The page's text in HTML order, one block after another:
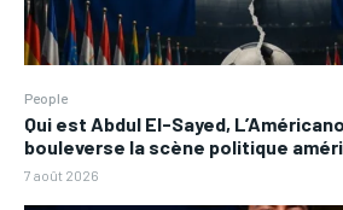
People
Qui est Abdul El-Sayed,
bouleverse la scène politique
7 août 2026